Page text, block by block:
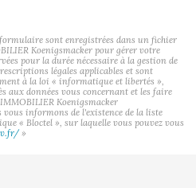
sont enregistrées dans un fichier
Koenigsmacker pour gérer votre
pour la durée nécessaire à la gestion de
légales applicables et sont
à la loi « informatique et libertés »,
aux données vous concernant et les faire
Koenigsmacker
informons de l'existence de la liste
« Bloctel », sur laquelle vous pouvez vous
»